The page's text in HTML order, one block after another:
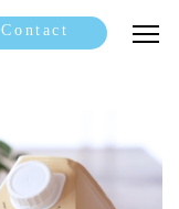
Contact